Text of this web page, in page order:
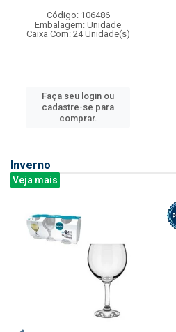
Código: 106486
Embalagem: Unidade
Caixa Com: 24 Unidade(s)
Faça seu login ou
cadastre-se para
comprar.
Inverno
Veja mais